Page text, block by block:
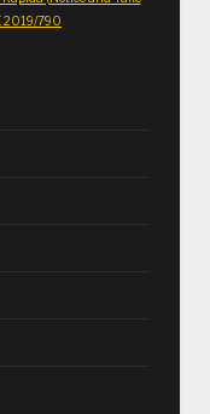
2019/790